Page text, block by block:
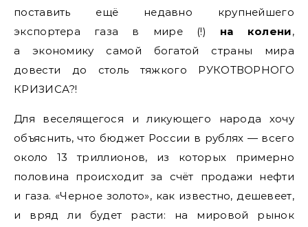
поставить ещё недавно крупнейшего
экспортера газа в мире (!) на колени,
а экономику самой богатой страны мира
довести до столь тяжкого РУКОТВОРНОГО
КРИЗИСА?!
Для веселящегося и ликующего народа хочу
объяснить, что бюджет России в рублях — всего
около 13 триллионов, из которых примерно
половина происходит за счёт продажи нефти
и газа. «Черное золото», как известно, дешевеет,
и вряд ли будет расти: на мировой рынок